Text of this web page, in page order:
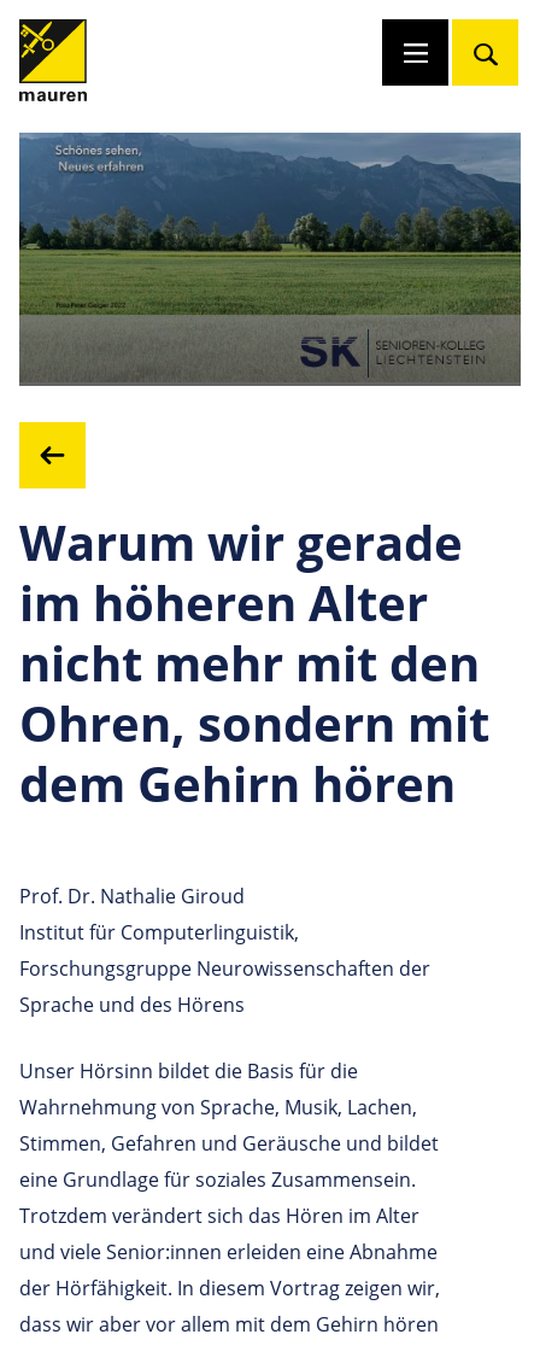
Warum wir gerade
im höheren Alter
nicht mehr mit den
Ohren, sondern mit
dem Gehirn hören
Prof. Dr. Nathalie Giroud
Institut für Computerlinguistik,
Forschungsgruppe Neurowissenschaften der
Sprache und des Hörens
Unser Hörsinn bildet die Basis für die
Wahrnehmung von Sprache, Musik, Lachen,
Stimmen, Gefahren und Geräusche und bildet
eine Grundlage für soziales Zusammensein.
Trotzdem verändert sich das Hören im Alter
und viele Senior:innen erleiden eine Abnahme
der Hörfähigkeit. In diesem Vortrag zeigen wir,
dass wir aber vor allem mit dem Gehirn hören